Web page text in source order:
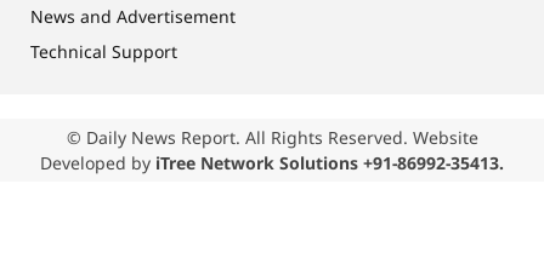
News and Advertisement
Technical Support
© Daily News Report. All Rights Reserved. Website
Developed by iTree Network Solutions +91-86992-35413.